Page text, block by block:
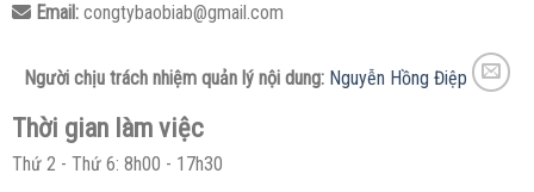
Email:congtybaobiab@gmail.com
Người chịu trách nhiệm quản lý nội dung: Nguyễn Hồng Điệp
Thời gian làm việc
Thứ 2 - Thứ 6: 8h00 - 17h30